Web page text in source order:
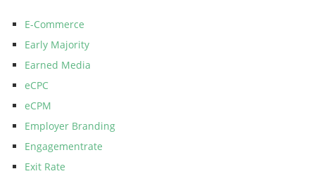
E-Commerce
Early Majority
Earned Media
eCPC
eCPM
Employer Branding
Engagementrate
Exit Rate